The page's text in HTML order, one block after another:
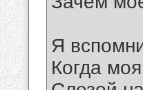
Я
Когда